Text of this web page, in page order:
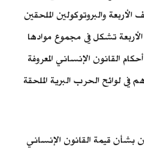
والبروتوكولين الملحقين
الأربعة تشكل في مجموع موادها
ما يمثل 80% من أحكام القانون الإنساني المعروفة
نجدهم في لوائح الحرب البرية الملحقة
بشأن قيمة القانون الإنساني